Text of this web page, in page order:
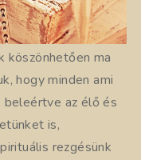
köszönhetően ma
hogy minden ami
beleértve az élő és
is,
rezgésünk